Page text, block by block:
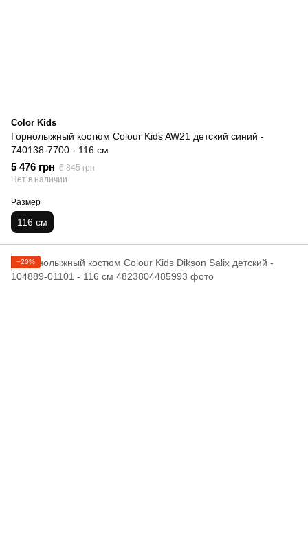
Color Kids
Горнолыжный костюм Colour Kids AW21 детский синий -
740138-7700 - 116 см
5 476 грн 6 845 грн
Нет в наличии
Размер
116 см
−20%